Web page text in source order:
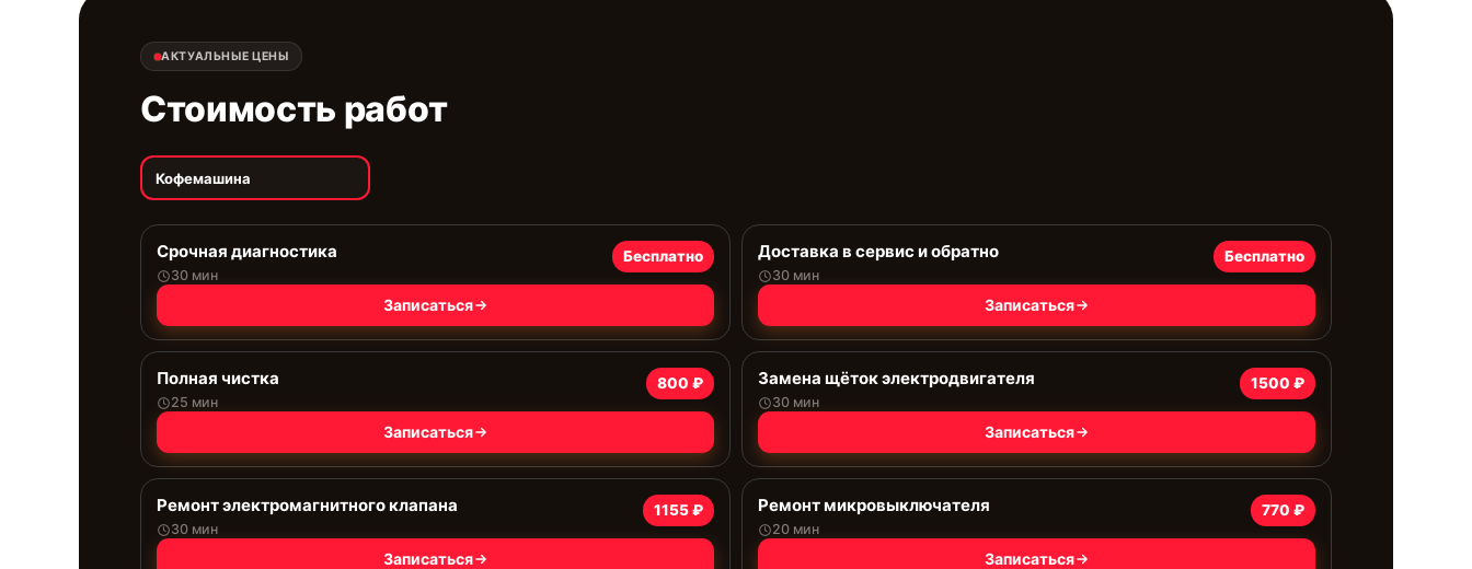
АКТУАЛЬНЫЕ ЦЕНЫ
Стоимость работ
Кофемашина
Срочная диагностика
30 мин
Бесплатно
Записаться
Доставка в сервис и обратно
30 мин
Бесплатно
Записаться
Полная чистка
25 мин
800 ₽
Записаться
Замена щёток электродвигателя
30 мин
1500 ₽
Записаться
Ремонт электромагнитного клапана
30 мин
1155 ₽
Записаться
Ремонт микровыключателя
20 мин
770 ₽
Записаться